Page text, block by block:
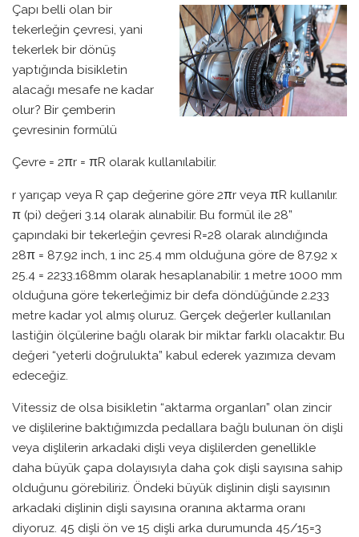
Çapı belli olan bir
tekerleğin çevresi, yani
tekerlek bir dönüş
yaptığında bisikletin
alacağı mesafe ne kadar
olur? Bir çemberin
çevresinin formülü
Çevre = 2πr = πR olarak kullanılabilir.
r yarıçap veya R çap değerine göre 2πr veya πR kullanılır.
π (pi) değeri 3.14 olarak alınabilir. Bu formül ile 28”
çapındaki bir tekerleğin çevresi R=28 olarak alındığında
28π = 87.92 inch, 1 inc 25.4 mm olduğuna göre de 87.92 x
25.4 = 2233.168mm olarak hesaplanabilir. 1 metre 1000 mm
olduğuna göre tekerleğimiz bir defa döndüğünde 2.233
metre kadar yol almış oluruz. Gerçek değerler kullanılan
lastiğin ölçülerine bağlı olarak bir miktar farklı olacaktır. Bu
değeri “yeterli doğrulukta” kabul ederek yazımıza devam
edeceğiz.
Vitessiz de olsa bisikletin “aktarma organları” olan zincir
ve dişlilerine baktığımızda pedallara bağlı bulunan ön dişli
veya dişlilerin arkadaki dişli veya dişlilerden genellikle
daha büyük çapa dolayısıyla daha çok dişli sayısına sahip
olduğunu görebiliriz. Öndeki büyük dişlinin dişli sayısının
arkadaki dişlinin dişli sayısına oranına aktarma oranı
diyoruz. 45 dişli ön ve 15 dişli arka durumunda 45/15=3